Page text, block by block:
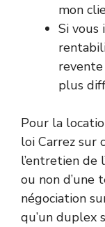
mon
Si vous
plus
Pour la
loi Carrez sur
l’entretien de
ou non d’une
négociation
qu’un duplex